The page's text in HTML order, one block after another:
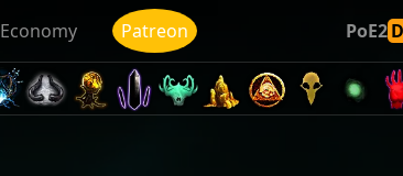
Economy Patreon PoE2